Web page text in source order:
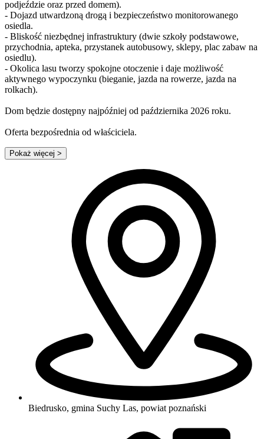
podjeździe oraz przed domem).
- Dojazd utwardzoną drogą i bezpieczeństwo monitorowanego
osiedla.
- Bliskość niezbędnej infrastruktury (dwie szkoły podstawowe,
przychodnia, apteka, przystanek autobusowy, sklepy, plac zabaw na
osiedlu).
- Okolica lasu tworzy spokojne otoczenie i daje możliwość
aktywnego wypoczynku (bieganie, jazda na rowerze, jazda na
rolkach).
Dom będzie dostępny najpóźniej od października 2026 roku.
Oferta bezpośrednia od właściciela.
Pokaż więcej >
Biedrusko, gmina Suchy Las, powiat poznański